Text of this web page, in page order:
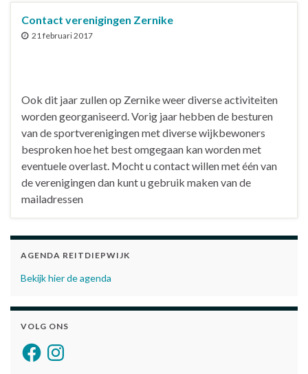
Contact verenigingen Zernike
21 februari 2017
Ook dit jaar zullen op Zernike weer diverse activiteiten
worden georganiseerd. Vorig jaar hebben de besturen
van de sportverenigingen met diverse wijkbewoners
besproken hoe het best omgegaan kan worden met
eventuele overlast. Mocht u contact willen met één van
de verenigingen dan kunt u gebruik maken van de
mailadressen
AGENDA REITDIEPWIJK
Bekijk hier de agenda
VOLG ONS
FacebookInstagram